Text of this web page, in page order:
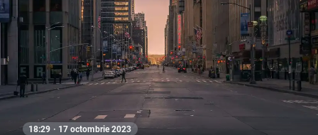
18:29 · 17 octombrie 2023